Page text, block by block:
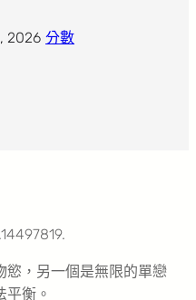
2026 分數
慾，另一個是無限的單戀
衡。